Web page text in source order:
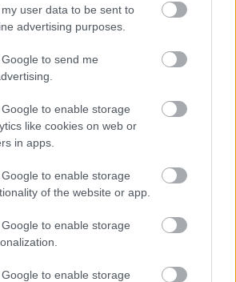
user data to be sent to
advertising purposes.
to send me
to enable storage
like cookies on web or
in apps.
to enable storage
of the website or app.
to enable storage
to enable storage
και οινοποιεία, μέσω των
και θα αναδεικνύεται η
με τον τοπικό γαστρονομικό
και με τα παραδοσιακά
ποτά και κρασιά.